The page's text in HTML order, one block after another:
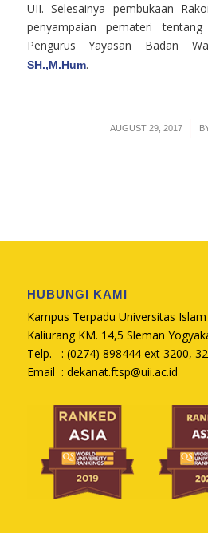
UII. Selesainya pembukaan
penyampaian pemateri
Pengurus Yayasan Badan
SH.,M.Hum.
AUGUST 29, 2017
/
HUBUNGI KAMI
Kampus Terpadu Universitas
Kaliurang KM. 14,5 Sleman
Telp. : (0274) 898444 ext 3200,
Email : dekanat.ftsp@uii.ac.id